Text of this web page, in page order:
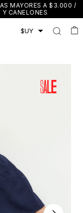
MAYORES A $3.000 /
Y CANELONES